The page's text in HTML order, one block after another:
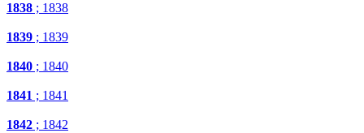
1838 ; 1838
1839 ; 1839
1840 ; 1840
1841 ; 1841
1842 ; 1842